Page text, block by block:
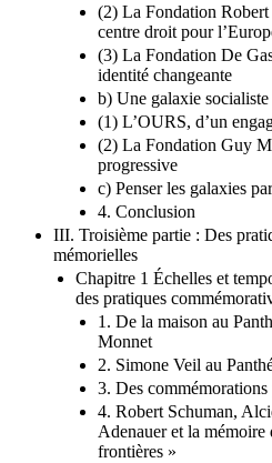
(2) La Fondation Robert
centre droit pour
(3) La Fondation De
identité changeante
b) Une galaxie socialiste
(1) L’OURS, d’un
(2) La Fondation Guy
progressive
c) Penser les galaxies
4. Conclusion
III. Troisième partie : Des
mémorielles
Chapitre 1 Échelles et
des pratiques
1. De la maison au
Monnet
2. Simone Veil au
3. Des
4. Robert Schuman,
Adenauer et la mémoire
frontières »